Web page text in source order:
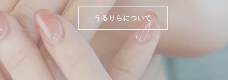
うるりらについて